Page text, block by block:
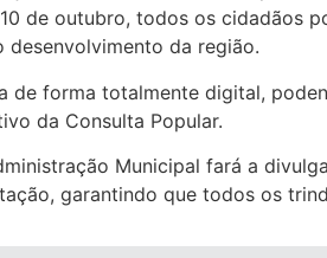
de outubro, todos os cidadãos
desenvolvimento da região.
de forma totalmente digital,
da Consulta Popular.
Municipal fará a
garantindo que todos os